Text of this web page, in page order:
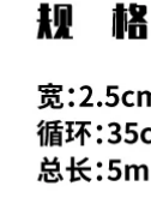
PVC 471 Băng cảnh
báo Đen Vàng Đen
Ngựa vằn Dây cảnh
mặt Surf Scribe
Băng định vị băng
cảnh báo tam giác
499,000
Băng keo đánh dấu